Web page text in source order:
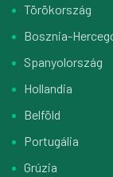
Törökország
Bosznia-
Spanyolország
Hollandia
Belföld
Portugália
Grúzia